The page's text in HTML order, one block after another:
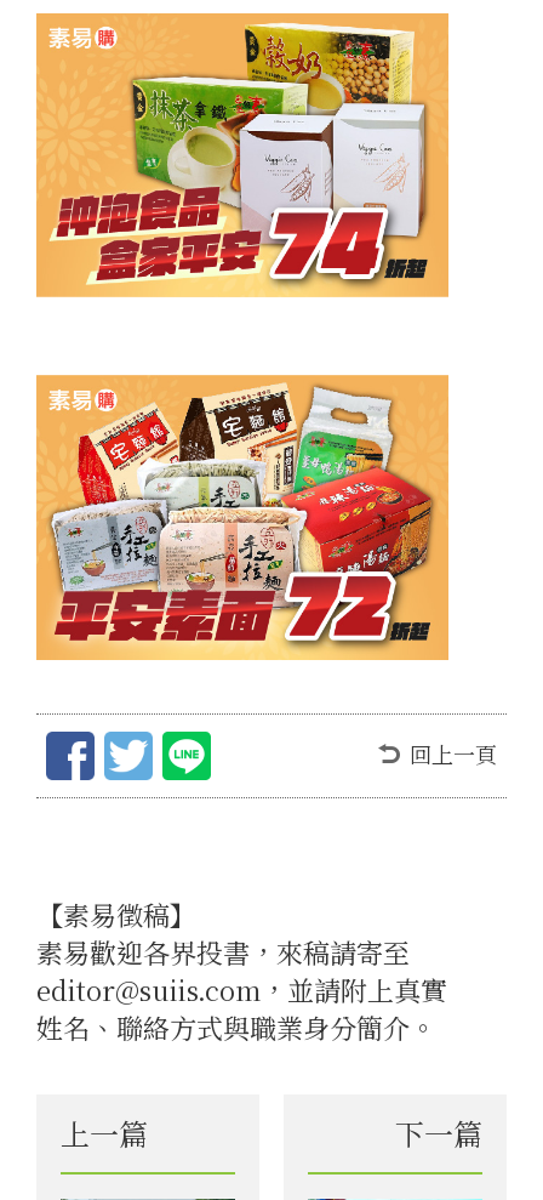
回上一頁
【素易徵稿】
素易歡迎各界投書，來稿請寄至
editor@suiis.com，並請附上真實
姓名、聯絡方式與職業身分簡介。
上一篇 下一篇